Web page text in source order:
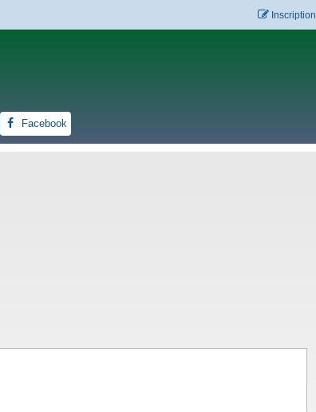
Inscription
Facebook